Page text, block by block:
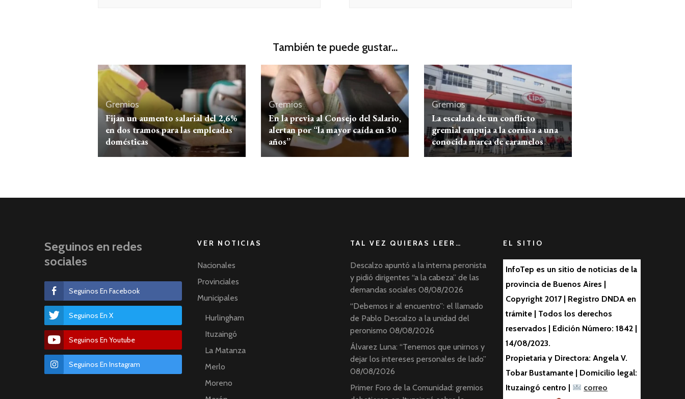
También te puede gustar...
Gremios
Fijan un aumento salarial del 2,6%
en dos tramos para las empleadas
domésticas
Gremios
En la previa al Consejo del Salario,
alertan por “la mayor caída en 30
años”
Gremios
La escalada de un conflicto
gremial empuja a la cornisa a una
conocida marca de caramelos
Seguinos en redes
sociales
Seguinos En Facebook
Seguinos En X
Seguinos En Youtube
Seguinos En Instagram
VER NOTICIAS
Nacionales
Provinciales
Municipales
Hurlingham
Ituzaingó
La Matanza
Merlo
Moreno
TAL VEZ QUIERAS LEER…
Descalzo apuntó a la interna peronista
y pidió dirigentes “a la cabeza” de las
demandas sociales 08/08/2026
“Debemos ir al encuentro”: el llamado
de Pablo Descalzo a la unidad del
peronismo 08/08/2026
Álvarez Luna: “Tenemos que unirnos y
dejar los intereses personales de lado”
08/08/2026
Primer Foro de la Comunidad: gremios
EL SITIO
InfoTep es un sitio de noticias de la
provincia de Buenos Aires |
Copyright 2017 | Registro DNDA en
trámite | Todos los derechos
reservados | Edición Número: 1842 |
14/08/2023.
Propietaria y Directora: Angela V.
Tobar Bustamante | Domicilio legal:
Ituzaingó centro |
correo